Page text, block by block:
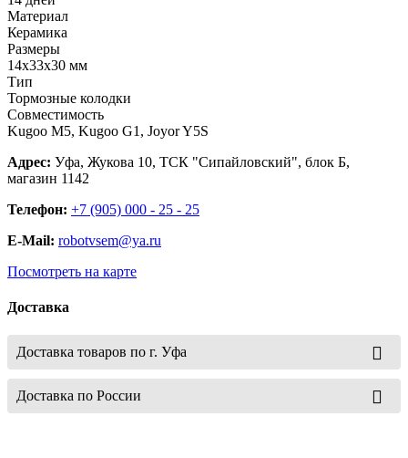
Материал
Керамика
Размеры
14х33х30 мм
Тип
Тормозные колодки
Совместимость
Kugoo M5, Kugoo G1, Joyor Y5S
Адрес: Уфа, Жукова 10, ТСК "Сипайловский", блок Б,
магазин 1142
Телефон: +7 (905) 000 - 25 - 25
E-Mail: robotvsem@ya.ru
Посмотреть на карте
Доставка
Доставка товаров по г. Уфа
Доставка по России